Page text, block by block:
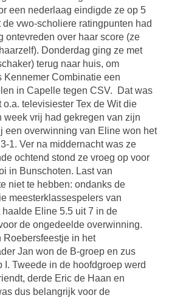
een nederlaag eindigde ze op 5
de vwo-scholiere ratingpunten had
ontevreden over haar score (ze
Donderdag ging ze met
terug naar huis, om
Kennemer Combinatie een
in Capelle tegen CSV.
Dat was
televisiester Tex de Wit die
week vrij had gekregen van zijn
een overwinning van Eline won het
1. Ver na middernacht was ze
ochtend stond ze vroeg op voor
in Bunschoten. Last van
niet te hebben: ondanks de
meesterklassespelers van
Eline 5.5 uit 7 in de
de ongedeelde overwinning.
Roebersfeestje in het
Jan won de B-groep en zus
I. Tweede in de hoofdgroep werd
derde Eric de Haan en
dus belangrijk voor de